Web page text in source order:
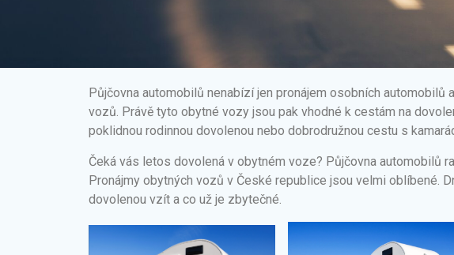
Půjčovna automobilů nenabízí jen pronájem osobních automobilů
vozů. Právě tyto obytné vozy jsou pak vhodné k cestám na
poklidnou rodinnou dovolenou nebo dobrodružnou cestu s
Čeká vás letos dovolená v obytném voze? Půjčovna automobilů
Pronájmy obytných vozů v České republice jsou velmi oblíbené.
dovolenou vzít a co už je zbytečné.